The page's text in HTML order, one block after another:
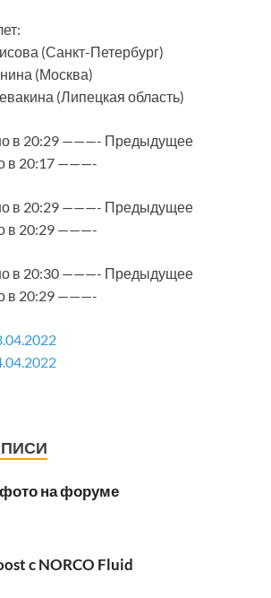
(Санкт-Петербург)
(Москва)
(Липецкая область)
в 20:29 ———- Предыдущее
в 20:17 ———-
в 20:29 ———- Предыдущее
в 20:29 ———-
в 20:30 ———- Предыдущее
в 20:29 ———-
фото на форуме
c NORCO Fluid